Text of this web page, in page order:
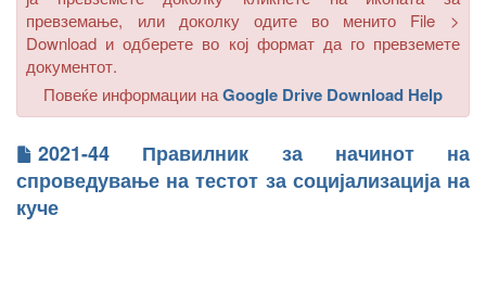
превземање, или доколку одите во менито File >
Download и одберете во кој формат да го превземете
документот.
Повеќе информации наGoogle Drive Download Help
2021-44 Правилник за начинот на
спроведување на тестот за социјализација на
куче